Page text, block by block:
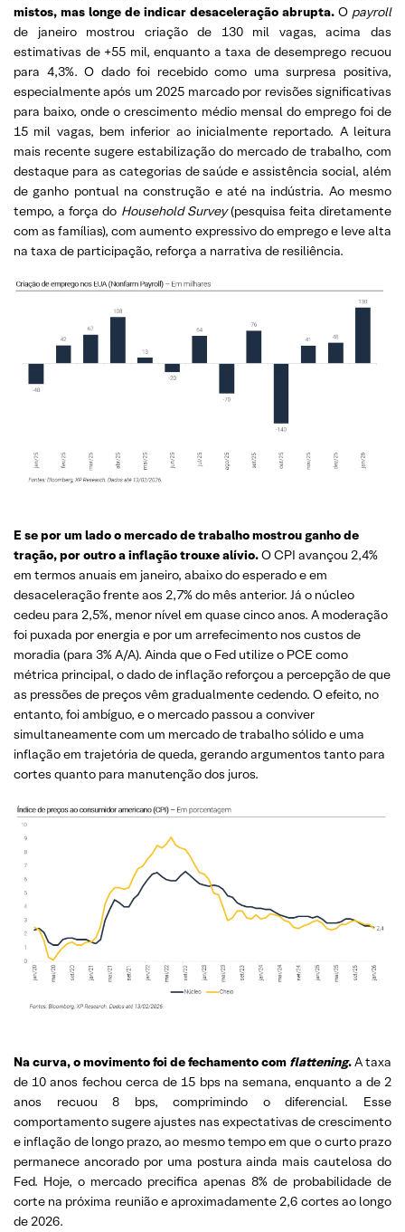
mistos, mas longe de indicar desaceleração abrupta. O payroll
de janeiro mostrou criação de 130 mil vagas, acima das
estimativas de +55 mil, enquanto a taxa de desemprego recuou
para 4,3%. O dado foi recebido como uma surpresa positiva,
especialmente após um 2025 marcado por revisões significativas
para baixo, onde o crescimento médio mensal do emprego foi de
15 mil vagas, bem inferior ao inicialmente reportado. A leitura
mais recente sugere estabilização do mercado de trabalho, com
destaque para as categorias de saúde e assistência social, além
de ganho pontual na construção e até na indústria. Ao mesmo
tempo, a força do Household Survey(pesquisa feita diretamente
com as famílias), com aumento expressivo do emprego e leve alta
na taxa de participação, reforça a narrativa de resiliência.
E se por um lado o mercado de trabalho mostrou ganho de
tração, por outro a inflação trouxe alívio.O CPI avançou 2,4%
em termos anuais em janeiro, abaixo do esperado e em
desaceleração frente aos 2,7% do mês anterior. Já o núcleo
cedeu para 2,5%, menor nível em quase cinco anos. A moderação
foi puxada por energia e por um arrefecimento nos custos de
moradia (para 3% A/A). Ainda que o Fed utilize o PCE como
métrica principal, o dado de inflação reforçou a percepção de que
as pressões de preços vêm gradualmente cedendo. O efeito, no
entanto, foi ambíguo, e o mercado passou a conviver
simultaneamente com um mercado de trabalho sólido e uma
inflação em trajetória de queda, gerando argumentos tanto para
cortes quanto para manutenção dos juros.
Na curva, o movimento foi de fechamento com flattening.A taxa
de 10 anos fechou cerca de 15 bps na semana, enquanto a de 2
anos recuou 8 bps, comprimindo o diferencial. Esse
comportamento sugere ajustes nas expectativas de crescimento
e inflação de longo prazo, ao mesmo tempo em que o curto prazo
permanece ancorado por uma postura ainda mais cautelosa do
Fed. Hoje, o mercado precifica apenas 8% de probabilidade de
corte na próxima reunião e aproximadamente 2,6 cortes ao longo
de 2026.